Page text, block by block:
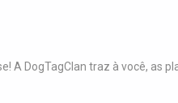
A DogTagClan traz à você, as